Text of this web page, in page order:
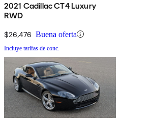
2021 Cadillac CT4 Luxury
RWD
$26,476 Buena oferta
Incluye tarifas de conc.